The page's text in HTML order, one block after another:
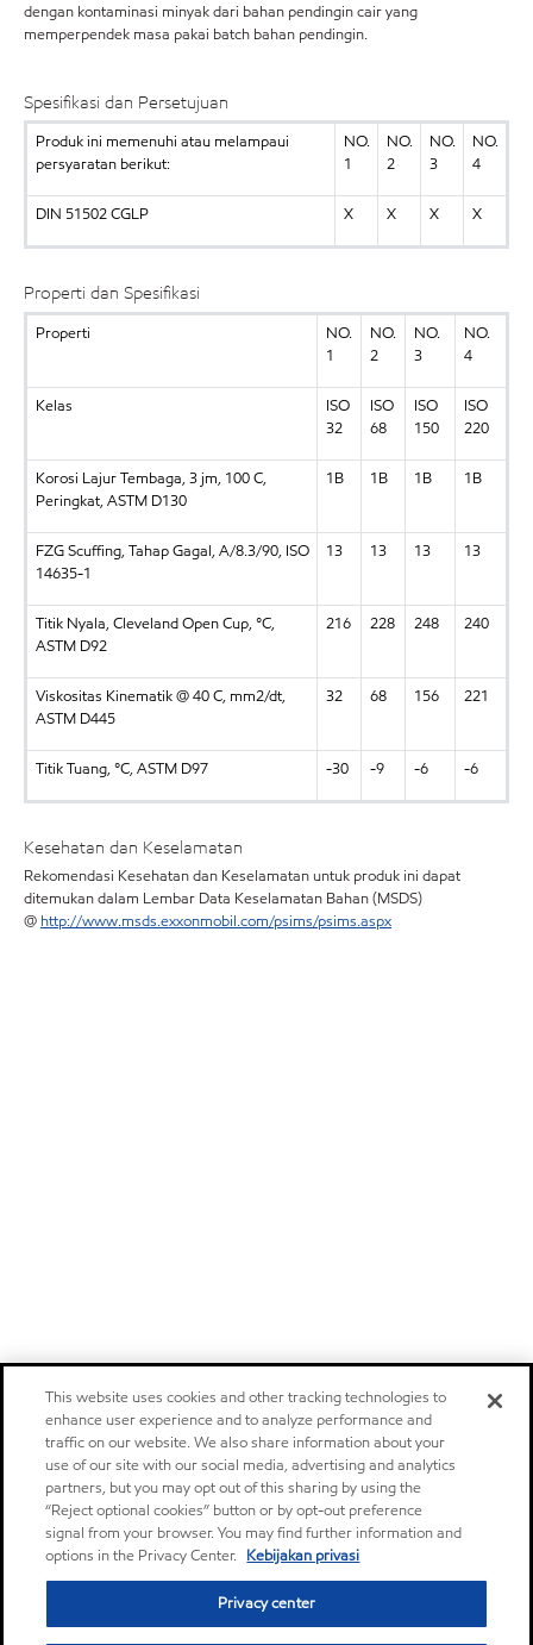
dengan kontaminasi minyak dari bahan pendingin cair yang
memperpendek masa pakai batch bahan pendingin.
Spesifikasi dan Persetujuan
Produk ini memenuhi atau melampaui
persyaratan berikut:
NO.
1
NO.
2
NO.
3
NO.
4
DIN 51502 CGLP X X X X
Properti dan Spesifikasi
Properti
NO.
1
NO.
2
NO.
3
NO.
4
Kelas
ISO
32
ISO
68
ISO
150
ISO
220
Korosi Lajur Tembaga, 3 jm, 100 C,
Peringkat, ASTM D130
1B 1B 1B 1B
FZG Scuffing, Tahap Gagal, A/8.3/90, ISO
14635-1
13 13 13 13
Titik Nyala, Cleveland Open Cup, °C,
ASTM D92
216 228 248 240
Viskositas Kinematik @ 40 C, mm2/dt,
ASTM D445
32 68 156 221
Titik Tuang, °C, ASTM D97 -30 -9 -6 -6
Kesehatan dan Keselamatan
Rekomendasi Kesehatan dan Keselamatan untuk produk ini dapat
ditemukan dalam Lembar Data Keselamatan Bahan (MSDS)
@ http://www.msds.exxonmobil.com/psims/psims.aspx
This website uses cookies and other tracking technologies to
enhance user experience and to analyze performance and
traffic on our website. We also share information about your
use of our site with our social media, advertising and analytics
partners, but you may opt out of this sharing by using the
“Reject optional cookies” button or by opt-out preference
signal from your browser. You may find further information and
options in the Privacy Center. Kebijakan privasi
Privacy center